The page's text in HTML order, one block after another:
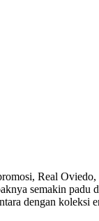
Real
semakin padu
dengan koleksi